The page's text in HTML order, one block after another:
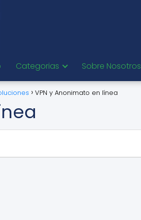
Categorias Sobre Nosotros
VPN y Anonimato en línea